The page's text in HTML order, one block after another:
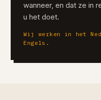
wanneer, en dat ze in
u het doet.
Wij werken in het
Engels.